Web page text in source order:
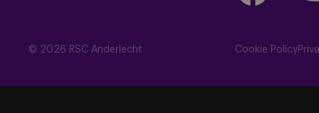
© 2026 RSC Anderlecht
us
(Twitter)
Cookie Policy